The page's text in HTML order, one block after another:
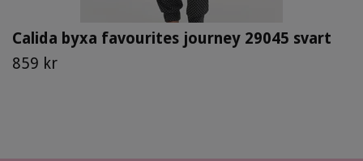
Calida byxa favourites journey 29045 svart
859 kr